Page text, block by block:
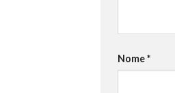
Nome*